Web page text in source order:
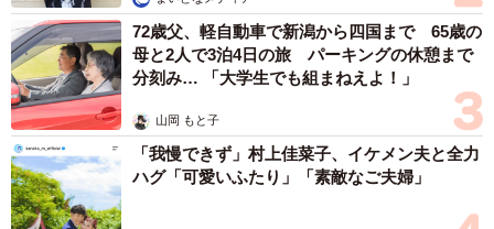
72歳父、軽自動車で新潟から四国まで 65歳の
母と2人で3泊4日の旅 パーキングの休憩まで
分刻み… 「大学生でも組まねえよ！」
山岡 もと子
「我慢できず」村上佳菜子、イケメン夫と全力
ハグ「可愛いふたり」「素敵なご夫婦」